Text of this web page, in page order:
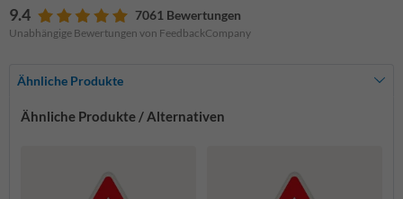
9.4 7061 Bewertungen
Unabhängige Bewertungen von FeedbackCompany
Ähnliche Produkte
Ähnliche Produkte / Alternativen